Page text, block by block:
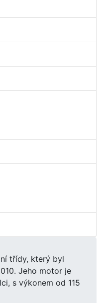
třídy, který byl
Jeho motor je
s výkonem od 115